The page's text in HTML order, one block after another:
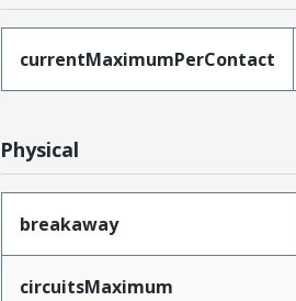
currentMaximumPerContact
Physical
breakaway
circuitsMaximum